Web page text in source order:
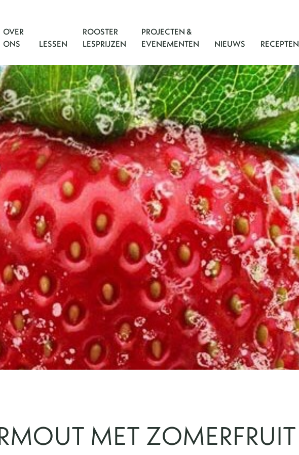
OVER
ONS
LESSEN
ROOSTER
LESPRIJZEN
PROJECTEN &
EVENEMENTEN
NIEUWS RECEPTEN
MET ZOMERFRUIT